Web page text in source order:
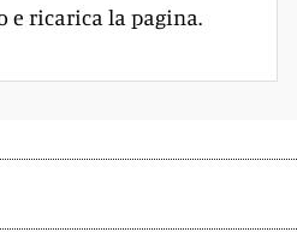
e ricarica la pagina.